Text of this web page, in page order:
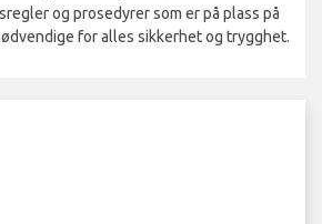
og prosedyrer som er på plass på
for alles sikkerhet og trygghet.